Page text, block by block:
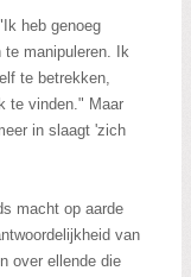
heb genoeg
te manipuleren. Ik
te betrekken,
te vinden." Maar
in slaagt 'zich
macht op aarde
van
over ellende die